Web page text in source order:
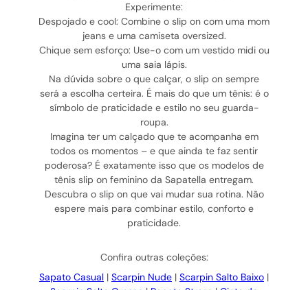
Experimente:
Despojado e cool: Combine o slip on com uma mom
jeans e uma camiseta oversized.
Chique sem esforço: Use-o com um vestido midi ou
uma saia lápis.
Na dúvida sobre o que calçar, o slip on sempre
será a escolha certeira. É mais do que um tênis: é o
símbolo de praticidade e estilo no seu guarda-
roupa.
Imagina ter um calçado que te acompanha em
todos os momentos – e que ainda te faz sentir
poderosa? É exatamente isso que os modelos de
tênis slip on feminino da Sapatella entregam.
Descubra o slip on que vai mudar sua rotina. Não
espere mais para combinar estilo, conforto e
praticidade.
Confira outras coleções:
Sapato Casual | Scarpin Nude | Scarpin Salto Baixo |